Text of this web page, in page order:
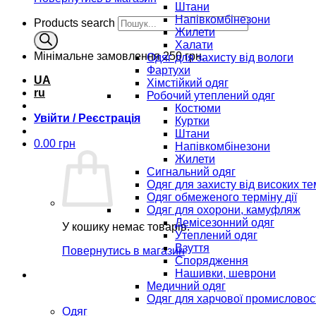
Products search
Мінімальне замовлення250 грн.
UA
ru
Увійти / Реєстрація
0.00 грн
У кошику немає товарів.
Повернутись в магазин
Штани
Напівкомбінезони
Жилети
Халати
Одяг для захисту від вологи
Фартухи
Хімстійкий одяг
Робочий утеплений одяг
Костюми
Куртки
Штани
Напівкомбінезони
Жилети
Сигнальний одяг
Одяг для захисту від високих
Одяг обмеженого терміну дії
Одяг для охорони, камуфляж
Демісезонний одяг
Утеплений одяг
Взуття
Спорядження
Нашивки, шеврони
Медичний одяг
Одяг для харчової
Одяг